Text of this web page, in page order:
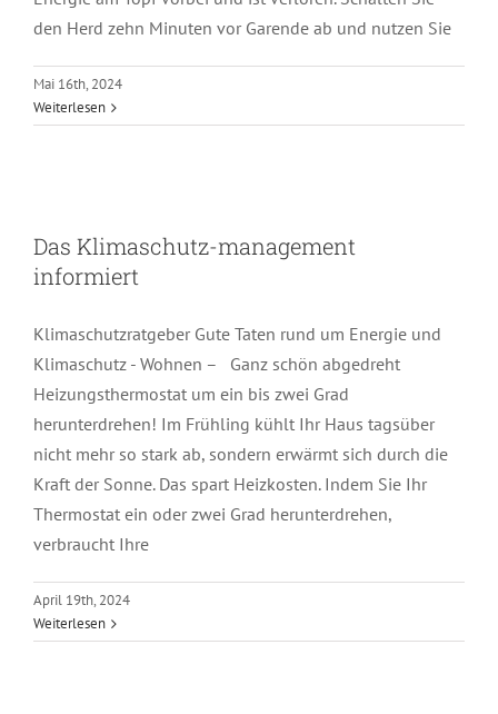
den Herd zehn Minuten vor Garende ab und nutzen Sie
Mai 16th, 2024
Weiterlesen
Das Klimaschutz-management
informiert
Klimaschutzratgeber Gute Taten rund um Energie und
Klimaschutz - Wohnen – Ganz schön abgedreht
Heizungsthermostat um ein bis zwei Grad
herunterdrehen! Im Frühling kühlt Ihr Haus tagsüber
nicht mehr so stark ab, sondern erwärmt sich durch die
Kraft der Sonne. Das spart Heizkosten. Indem Sie Ihr
Thermostat ein oder zwei Grad herunterdrehen,
verbraucht Ihre
April 19th, 2024
Weiterlesen